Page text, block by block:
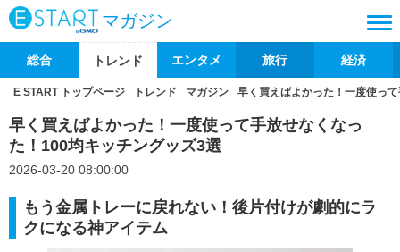
マガジン
総合 トレンド エンタメ 旅行 経済
E START トップページ トレンド マガジン 早く買えばよかった！一度使っ
早く買えばよかった！一度使って手放せなくなっ
た！100均キッチングッズ3選
2026-03-20 08:00:00
もう金属トレーに戻れない！後片付けが劇的にラ
クになる神アイテム